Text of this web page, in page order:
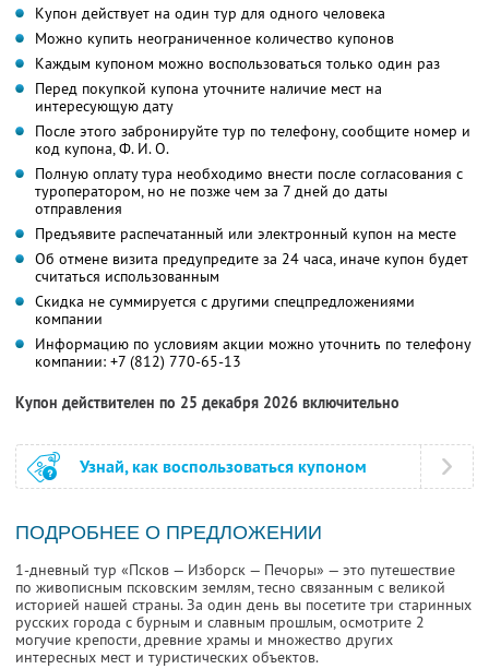
Купон действует на один тур для одного человека
Можно купить неограниченное количество купонов
Каждым купоном можно воспользоваться только один раз
Перед покупкой купона уточните наличие мест на
интересующую дату
После этого забронируйте тур по телефону, сообщите номер и
код купона,Ф. И. О.
Полную оплату тура необходимо внести после согласования с
туроператором, но не позже чем за 7 дней до даты
отправления
Предъявите распечатанный или электронный купон на месте
Об отмене визита предупредите за 24 часа, иначе купон будет
считаться использованным
Скидка не суммируется с другими спецпредложениями
компании
Информацию по условиям акции можно уточнить по телефону
компании: +7 (812) 770-65-13
Купон действителен по 25 декабря 2026 включительно
Узнай, как воспользоваться купоном
ПОДРОБНЕЕ О ПРЕДЛОЖЕНИИ
1-дневный тур «Псков — Изборск — Печоры» — это путешествие
по живописным псковским землям, тесно связанным с великой
историей нашей страны. За один день вы посетите три старинных
русских города с бурным и славным прошлым, осмотрите 2
могучие крепости, древние храмы и множество других
интересных мест и туристических объектов.